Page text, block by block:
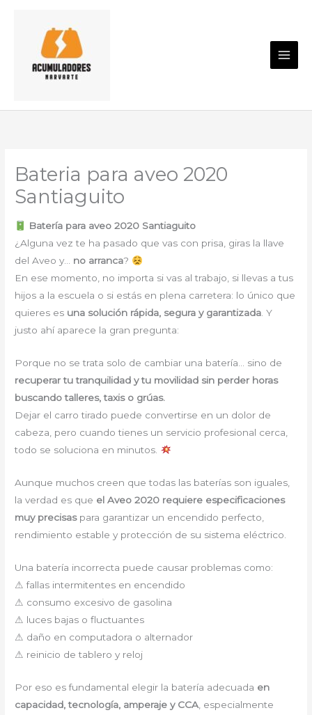
contenido
Bateria para aveo 2020
Santiaguito
Batería para aveo 2020 Santiaguito
¿Alguna vez te ha pasado que vas con prisa, giras la llave
del Aveo y… no arranca?
En ese momento, no importa si vas al trabajo, si llevas a tus
hijos a la escuela o si estás en plena carretera: lo único que
quieres es una solución rápida, segura y garantizada. Y
justo ahí aparece la gran pregunta:
Porque no se trata solo de cambiar una batería… sino de
recuperar tu tranquilidad y tu movilidad sin perder horas
buscando talleres, taxis o grúas.
Dejar el carro tirado puede convertirse en un dolor de
cabeza, pero cuando tienes un servicio profesional cerca,
todo se soluciona en minutos.
Aunque muchos creen que todas las baterías son iguales,
la verdad es que el Aveo 2020 requiere especificaciones
muy precisaspara garantizar un encendido perfecto,
rendimiento estable y protección de su sistema eléctrico.
Una batería incorrecta puede causar problemas como:
⚠ fallas intermitentes en encendido
⚠ consumo excesivo de gasolina
⚠ luces bajas o fluctuantes
⚠ daño en computadora o alternador
⚠ reinicio de tablero y reloj
Por eso es fundamental elegir la batería adecuada en
capacidad, tecnología, amperaje y CCA , especialmente